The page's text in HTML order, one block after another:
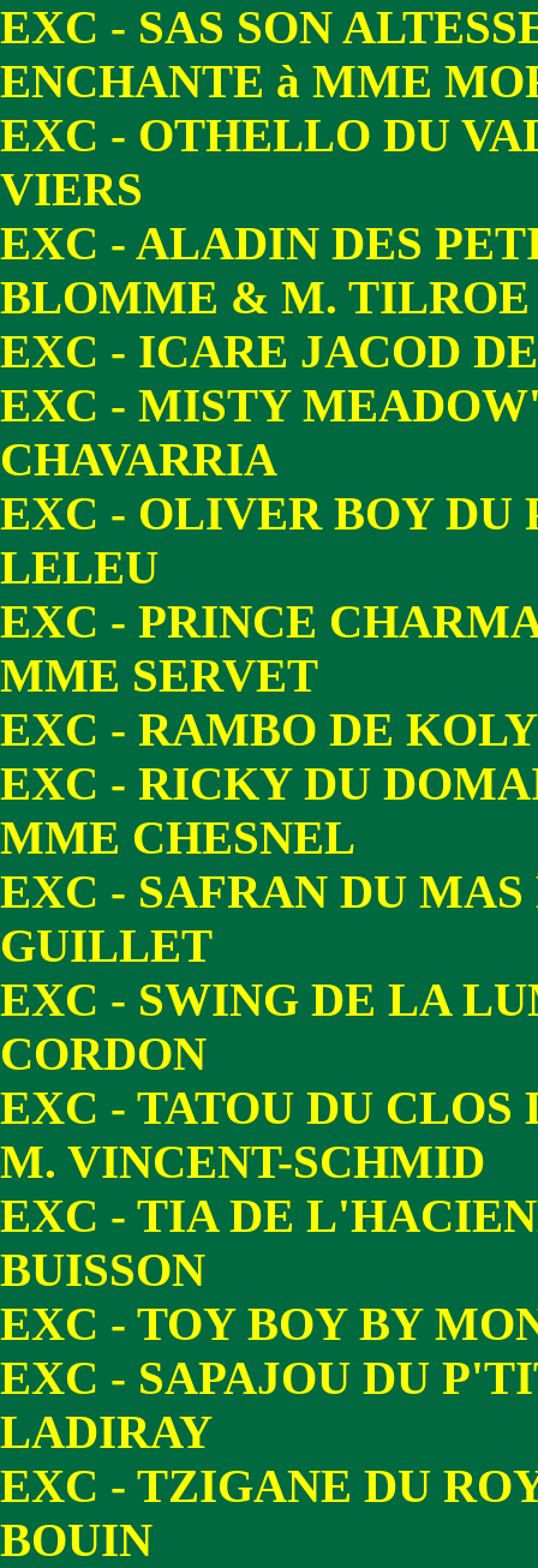
EXC - SAS SON
ENCHANTE à MME
EXC - OTHELLO DU
VIERS
EXC - ALADIN DES
BLOMME & M. TILROE
EXC - ICARE JACOD
EXC - MISTY
CHAVARRIA
EXC - OLIVER BOY DU
LELEU
EXC - PRINCE
MME SERVET
EXC - RAMBO DE
EXC - RICKY DU
MME CHESNEL
EXC - SAFRAN DU
GUILLET
EXC - SWING DE LA
CORDON
EXC - TATOU DU
M. VINCENT-SCHMID
EXC - TIA DE
BUISSON
EXC - TOY BOY BY
EXC - SAPAJOU DU
LADIRAY
EXC - TZIGANE DU
BOUIN